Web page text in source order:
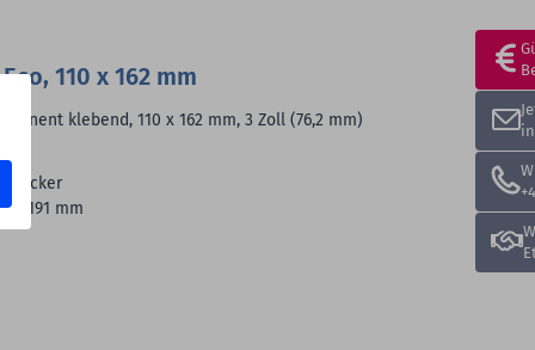
110 x 162 mm
klebend, 110 x 162 mm, 3 Zoll (76,2 mm)
191 mm